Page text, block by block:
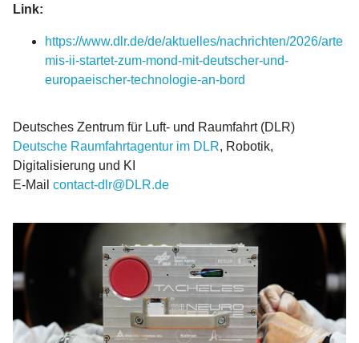
Link:
https://www.dlr.de/de/aktuelles/nachrichten/2026/arte
mis-ii-startet-zum-mond-mit-deutscher-und-
europaeischer-technologie-an-bord
Deutsches Zentrum für Luft- und Raumfahrt (DLR)
Deutsche Raumfahrtagentur im DLR, Robotik,
Digitalisierung und KI
E-Mail contact-dlr@DLR.de